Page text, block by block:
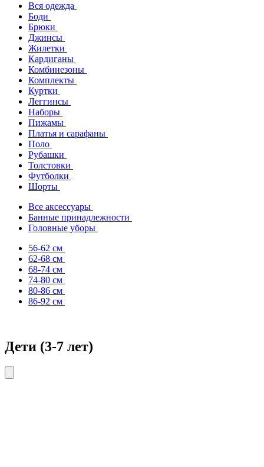
Вся одежда
Боди
Брюки
Джинсы
Жилетки
Кардиганы
Комбинезоны
Комплекты
Куртки
Леггинсы
Наборы
Пижамы
Платья и сарафаны
Поло
Рубашки
Толстовки
Футболки
Шорты
Все аксессуары
Банные принадлежности
Головные уборы
56-62 см
62-68 см
68-74 см
74-80 см
80-86 см
86-92 см
Дети (3-7 лет)